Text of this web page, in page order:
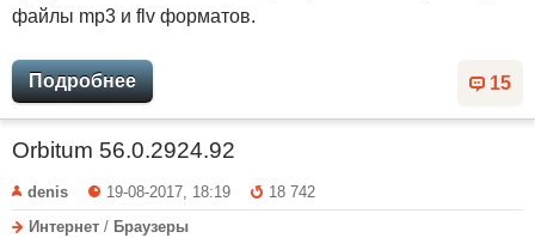
файлы mp3 и flv форматов.
15
Подробнее
Orbitum 56.0.2924.92
denis 19-08-2017, 18:19
18 742
Интернет / Браузеры